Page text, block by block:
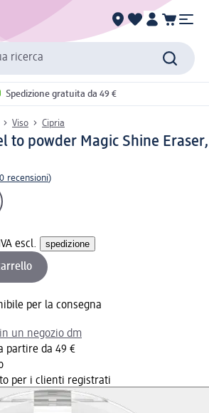
ricerca
Spedizione gratuita da 49 €
Viso Cipria
to powder Magic Shine Eraser,
recensioni)
escl. spedizione
per la consegna
un negozio dm
partire da 49 €
per i clienti registrati